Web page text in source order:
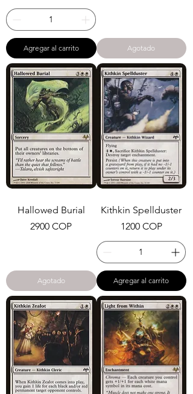
Agregar al carrito Agotado
Hallowed Burial
Precio
2900 COP
Agotado
Kithkin Spellduster
Precio
1200 COP
Agregar al carrito